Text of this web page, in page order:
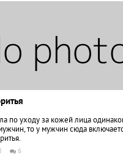
по уходу за кожей лица
то у мужчин сюда
6